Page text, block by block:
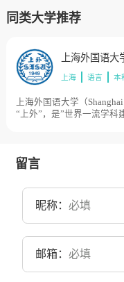
同类大学推荐
上海外国语大
上海 语言 本
上海外国语大学（
“上外”，是”世界一流学科
于1994年正式更名为上海
留言
昵称：
邮箱：